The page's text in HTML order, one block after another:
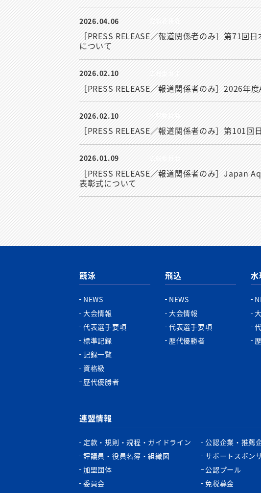
2026.04.06 広報委員会
［PRESS RELEASE／報道関係者のみ］第71回
について
2026.02.10 広報委員会
［PRESS RELEASE／報道関係者のみ］2026年
2026.02.10 広報委員会
［PRESS RELEASE／報道関係者のみ］第101
2026.01.09 広報委員会
［PRESS RELEASE／報道関係者のみ］Japan
表彰式について
競泳
NEWS
大会情報
代表選手要項
標準記録
記録一覧
資格級
歴代優勝者
飛込
NEWS
大会情報
代表選手要項
歴代優勝者
水
連盟情報
定款・規則・規程・ガイドライン
評議員・役員名簿・組織図
加盟団体
委員会
公認企業・推薦
サポートスポン
公認プール
免税募金